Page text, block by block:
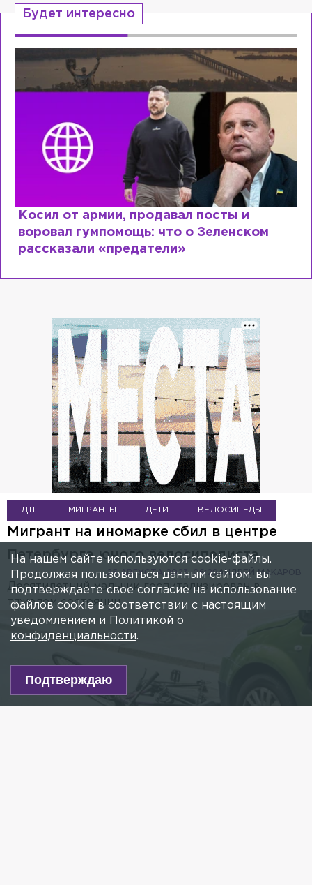
Будет интересно
и
Рыдает из-за мужа, но
Лазаревым: как Лера
сходит с ума
ДТП МИГРАНТЫ ДЕТИ ВЕЛОСИПЕДЫ
Мигрант на иномарке сбил в центре
Петербурга юного велосипедиста
АНДРЕЙ МАКАРОВ
25 АВГУСТА 2023, 06:29
Десятилетний мальчик госпитализирован в
тяжёлом состоянии.
На нашем сайте используются cookie-файлы.
Продолжая пользоваться данным сайтом, вы
подтверждаете свое согласие на использование
файлов cookie в соответствии с настоящим
уведомлением и
Политикой о
конфиденциальности.
Подтверждаю